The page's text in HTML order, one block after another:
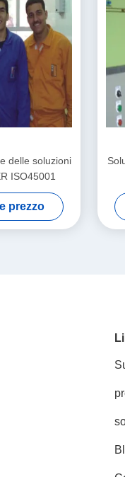
delle soluzioni
ISO45001
prezzo